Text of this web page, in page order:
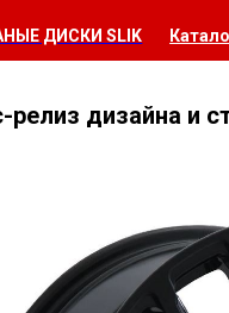
ДИСКИ SLIK
релиз дизайна и